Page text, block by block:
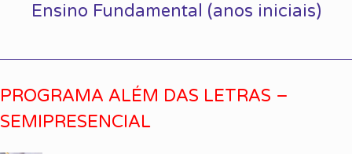
Ensino Fundamental (anos iniciais)
PROGRAMA ALÉM DAS LETRAS –
SEMIPRESENCIAL